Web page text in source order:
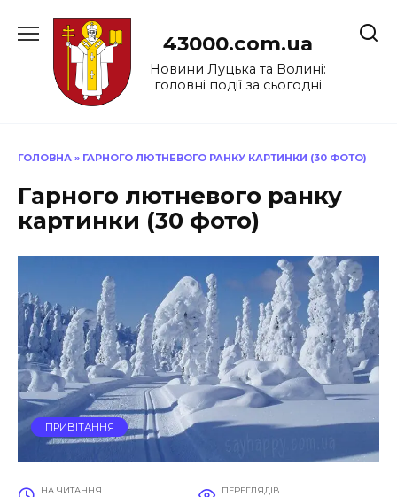
до
43000.com.ua
Новини Луцька та Волині:
головні події за сьогодні
ГОЛОВНА » ГАРНОГО ЛЮТНЕВОГО РАНКУ КАРТИНКИ (30 ФОТО)
Гарного лютневого ранку
картинки (30 фото)
ПРИВІТАННЯ
НА ЧИТАННЯ ПЕРЕГЛЯДІВ